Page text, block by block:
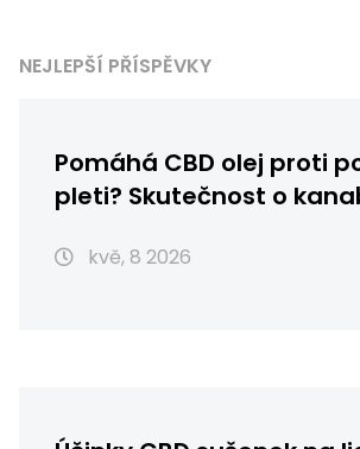
NEJLEPŠÍ PŘÍSPĚVKY
Pomáhá CBD olej proti
pleti? Skutečnost o
kvě, 8 2026